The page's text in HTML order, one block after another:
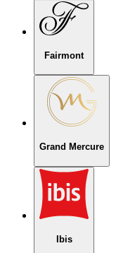
Fairmont
Grand Mercure
Ibis